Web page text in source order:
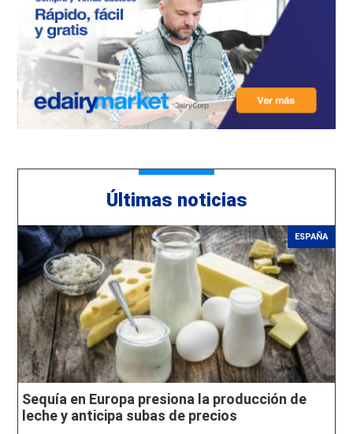
Últimas noticias
ESPAÑA
Sequía en Europa presiona la producción de
leche y anticipa subas de precios